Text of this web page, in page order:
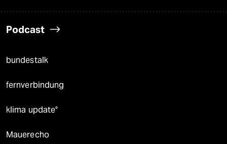
Podcast
bundestalk
fernverbindung
klima update°
Mauerecho